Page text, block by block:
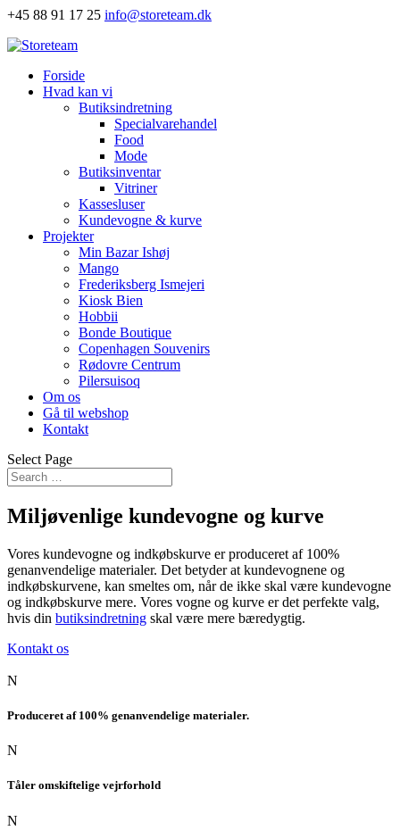
+45 88 91 17 25 info@storeteam.dk
Forside
Hvad kan vi
Butiksindretning
Specialvarehandel
Food
Mode
Butiksinventar
Vitriner
Kassesluser
Kundevogne & kurve
Projekter
Min Bazar Ishøj
Mango
Frederiksberg Ismejeri
Kiosk Bien
Hobbii
Bonde Boutique
Copenhagen Souvenirs
Rødovre Centrum
Pilersuisoq
Om os
Gå til webshop
Kontakt
Select Page
Miljøvenlige kundevogne og kurve
Vores kundevogne og indkøbskurve er produceret af 100%
genanvendelige materialer. Det betyder at kundevognene og
indkøbskurvene, kan smeltes om, når de ikke skal være kundevogne
og indkøbskurve mere. Vores vogne og kurve er det perfekte valg,
hvis din butiksindretning skal være mere bæredygtig.
Kontakt os
N
Produceret af 100% genanvendelige materialer.
N
Tåler omskiftelige vejrforhold
N